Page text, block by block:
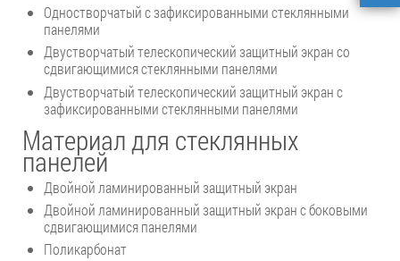
Одностворчатый с зафиксированными стеклянными
панелями
Двустворчатый телескопический защитный экран со
сдвигающимися стеклянными панелями
Двустворчатый телескопический защитный экран с
зафиксированными стеклянными панелями
Материал для стеклянных
панелей
Двойной ламинированный защитный экран
Двойной ламинированный защитный экран с боковыми
сдвигающимися панелями
Поликарбонат